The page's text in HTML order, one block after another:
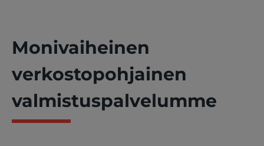
Monivaiheinen
verkostopohjainen
valmistuspalvelumme